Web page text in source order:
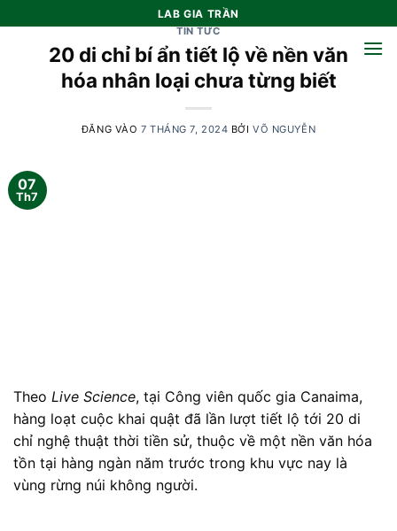
qua
LAB GIA TRẦN
TIN TỨC
20 di chỉ bí ẩn tiết lộ về nền văn
hóa nhân loại chưa từng biết
ĐĂNG VÀO 7 THÁNG 7, 2024 BỞIVÕ NGUYỄN
07
Th7
Theo Live Science, tại Công viên quốc gia Canaima,
hàng loạt cuộc khai quật đã lần lượt tiết lộ tới 20 di
chỉ nghệ thuật thời tiền sử, thuộc về một nền văn hóa
tồn tại hàng ngàn năm trước trong khu vực nay là
vùng rừng núi không người.